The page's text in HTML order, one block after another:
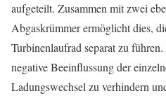
aufgeteilt. Zusammen mit zwei
Abgaskrümmer ermöglicht dies,
Turbinenlaufrad separat zu
negative Beeinflussung der
Ladungswechsel zu verhindern